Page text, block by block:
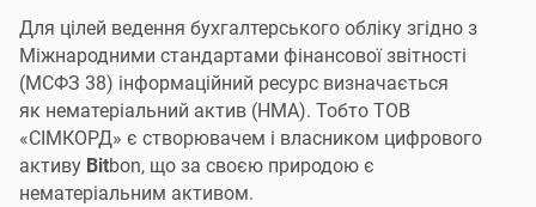
Для цілей ведення бухгалтерського обліку згідно з
Міжнародними стандартами фінансової звітності
(МСФЗ 38) інформаційний ресурс визначається
як нематеріальний актив (НМА). Тобто ТОВ
«СІМКОРД» є створювачем і власником цифрового
активу Bitbon, що за своєю природою є
нематеріальним активом.